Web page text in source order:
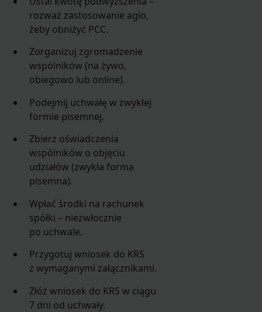
rozważ zastosowanie agio,
żeby obniżyć PCC.
Zorganizuj zgromadzenie
wspólników (na żywo,
obiegowo lub online).
Podejmij uchwałę w zwykłej
formie pisemnej.
Zbierz oświadczenia
wspólników o objęciu
udziałów (zwykła forma
pisemna).
Wpłać środki na rachunek
spółki – niezwłocznie
po uchwale.
Przygotuj wniosek do KRS
z wymaganymi załącznikami.
Złóż wniosek do KRS w ciągu
7 dni od uchwały.